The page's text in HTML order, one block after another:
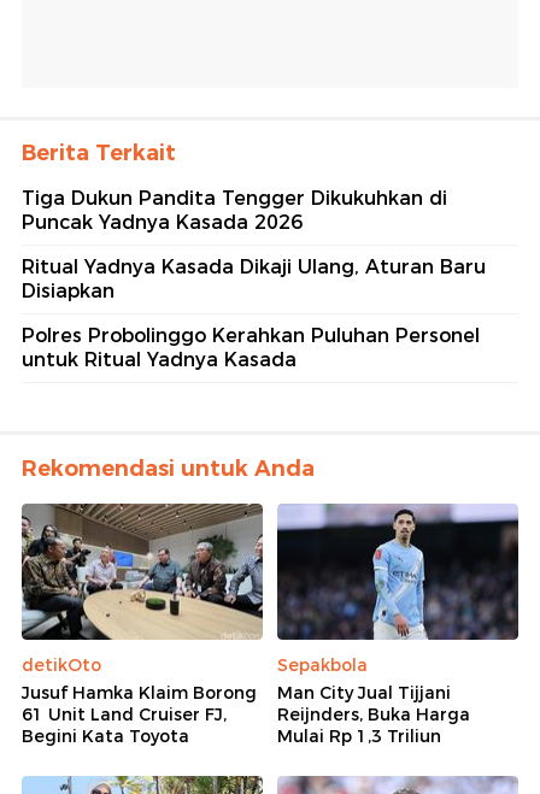
Berita Terkait
Tiga Dukun Pandita Tengger Dikukuhkan di
Puncak Yadnya Kasada 2026
Ritual Yadnya Kasada Dikaji Ulang, Aturan Baru
Disiapkan
Polres Probolinggo Kerahkan Puluhan Personel
untuk Ritual Yadnya Kasada
Rekomendasi untuk Anda
detikOto
Jusuf Hamka Klaim Borong
61 Unit Land Cruiser FJ,
Begini Kata Toyota
Sepakbola
Man City Jual Tijjani
Reijnders, Buka Harga
Mulai Rp 1,3 Triliun